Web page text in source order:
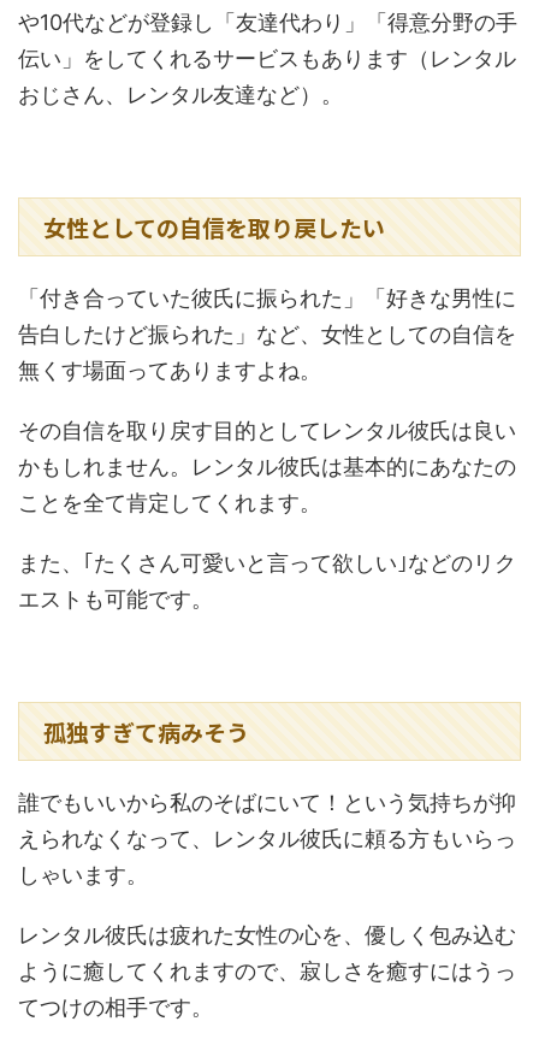
や10代などが登録し「友達代わり」「得意分野の手
伝い」をしてくれるサービスもあります（レンタル
おじさん、レンタル友達など）。
女性としての自信を取り戻したい
「付き合っていた彼氏に振られた」「好きな男性に
告白したけど振られた」など、女性としての自信を
無くす場面ってありますよね。
その自信を取り戻す目的としてレンタル彼氏は良い
かもしれません。レンタル彼氏は基本的にあなたの
ことを全て肯定してくれます。
また、｢たくさん可愛いと言って欲しい｣などのリク
エストも可能です。
孤独すぎて病みそう
誰でもいいから私のそばにいて！という気持ちが抑
えられなくなって、レンタル彼氏に頼る方もいらっ
しゃいます。
レンタル彼氏は疲れた女性の心を、優しく包み込む
ように癒してくれますので、寂しさを癒すにはうっ
てつけの相手です。